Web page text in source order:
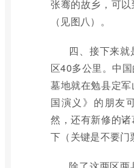
张骞的故乡，可
（见图八）。
四、接下来
区40多公里。中
墓地就在勉县定
国演义》的朋友
然，还有新修的
下（关键是不要门